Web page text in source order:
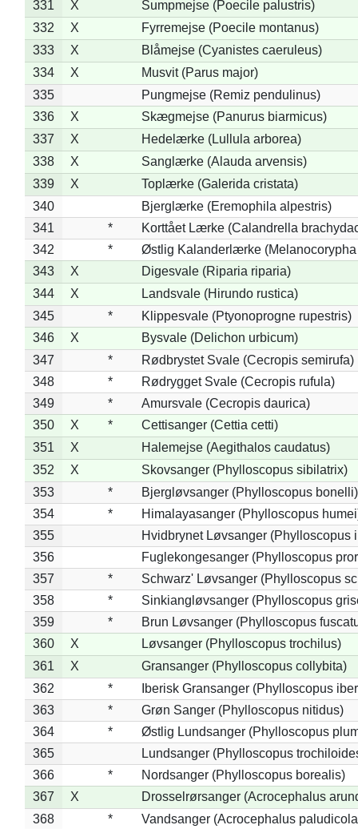
331 X
Sumpmejse (Poecile palustris)
332
X
Fyrremejse (Poecile montanus)
333
X
Blåmejse (Cyanistes caeruleus)
334
X
Musvit (Parus major)
335
Pungmejse (Remiz pendulinus)
336
X
Skægmejse (Panurus biarmicus)
337
X
Hedelærke (Lullula arborea)
338
X
Sanglærke (Alauda arvensis)
339
X
Toplærke (Galerida cristata)
340
Bjerglærke (Eremophila alpestris)
341
*
Korttået Lærke (Calandrella
342
*
Østlig Kalanderlærke (Melanocorypha
343
X
Digesvale (Riparia riparia)
344
X
Landsvale (Hirundo rustica)
345
*
Klippesvale (Ptyonoprogne rupestris)
346
X
Bysvale (Delichon urbicum)
347
*
Rødbrystet Svale (Cecropis semirufa)
348
*
Rødrygget Svale (Cecropis rufula)
349
*
Amursvale (Cecropis daurica)
350
X *
Cettisanger (Cettia cetti)
351
X
Halemejse (Aegithalos caudatus)
352
X
Skovsanger (Phylloscopus sibilatrix)
353
*
Bjergløvsanger (Phylloscopus bonelli)
354
*
Himalayasanger (Phylloscopus
355
Hvidbrynet Løvsanger (Phylloscopus
356
Fuglekongesanger (Phylloscopus
357
*
Schwarz' Løvsanger (Phylloscopus
358
*
Sinkiangløvsanger (Phylloscopus
359
*
Brun Løvsanger (Phylloscopus
360
X
Løvsanger (Phylloscopus trochilus)
361
X
Gransanger (Phylloscopus collybita)
362
*
Iberisk Gransanger (Phylloscopus
363
*
Grøn Sanger (Phylloscopus nitidus)
364
*
Østlig Lundsanger (Phylloscopus
365
Lundsanger (Phylloscopus
366
*
Nordsanger (Phylloscopus borealis)
367
X
Drosselrørsanger (Acrocephalus
368
*
Vandsanger (Acrocephalus